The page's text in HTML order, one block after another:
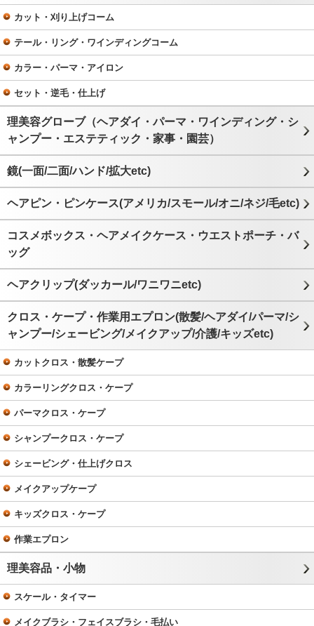
カット・刈り上げコーム
テール・リング・ワインディングコーム
カラー・パーマ・アイロン
セット・逆毛・仕上げ
理美容グローブ（ヘアダイ・パーマ・ワインディング・シ
ャンプー・エステティック・家事・園芸）
鏡(一面/二面/ハンド/拡大etc)
ヘアピン・ピンケース(アメリカ/スモール/オニ/ネジ/毛etc)
コスメボックス・ヘアメイクケース・ウエストポーチ・バ
ッグ
ヘアクリップ(ダッカール/ワニワニetc)
クロス・ケープ・作業用エプロン(散髪/ヘアダイ/パーマ/シ
ャンプー/シェービング/メイクアップ/介護/キッズetc)
カットクロス・散髪ケープ
カラーリングクロス・ケープ
パーマクロス・ケープ
シャンプークロス・ケープ
シェービング・仕上げクロス
メイクアップケープ
キッズクロス・ケープ
作業エプロン
理美容品・小物
スケール・タイマー
メイクブラシ・フェイスブラシ・毛払い